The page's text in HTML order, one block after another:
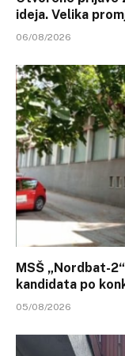
ideja. Velika
06/08/2026
MSŠ „Nordbat-
kandidata po
05/08/2026